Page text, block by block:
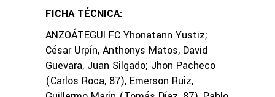
FICHA TÉCNICA:
ANZOÁTEGUI FC Yhonatann Yustiz;
César Urpín, Anthonys Matos, David
Guevara, Juan Silgado; Jhon Pacheco
(Carlos Roca, 87), Emerson Ruiz,